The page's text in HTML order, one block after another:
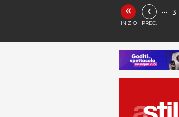
«
INIZIO
‹
PREC.
… 3